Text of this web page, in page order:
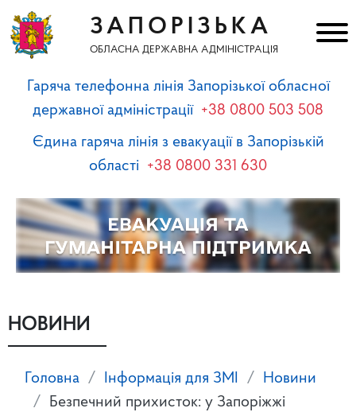
ЗАПОРІЗЬКА
ОБЛАСНА ДЕРЖАВНА АДМІНІСТРАЦІЯ
Гаряча телефонна лінія Запорізької обласної
державної адміністрації +38 0800 503 508
Єдина гаряча лінія з евакуації в Запорізькій
області +38 0800 331 630
НОВИНИ
Головна Інформація для ЗМІ
Новини
Безпечний прихисток: у Запоріжжі